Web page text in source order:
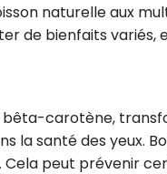
naturelle aux
de bienfaits
carotène,
la santé des yeux.
Cela peut prévenir